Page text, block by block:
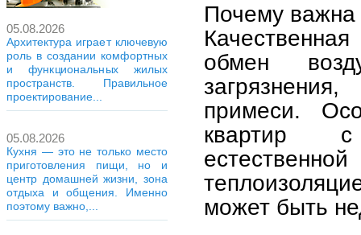
05.08.2026
Архитектура играет ключевую
роль в создании комфортных
и функциональных жилых
пространств. Правильное
проектирование...
05.08.2026
Кухня — это не только место
приготовления пищи, но и
центр домашней жизни, зона
отдыха и общения. Именно
поэтому важно,...
Почему важна
обмен
примеси.
квартир с
может быть